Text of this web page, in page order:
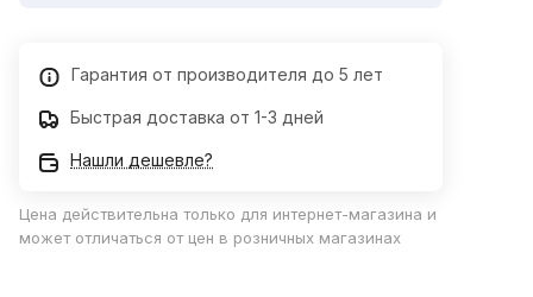
Гарантия от производителя до 5 лет
Быстрая доставка от 1-3 дней
Нашли дешевле?
Цена действительна только для интернет-магазина и
может отличаться от цен в розничных магазинах